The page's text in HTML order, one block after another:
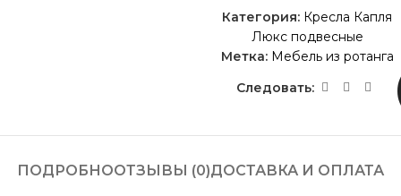
Категория: Кресла Капля
Люкс подвесные
Метка: Мебель из ротанга
Следовать:
ПОДРОБНООТЗЫВЫ (0)ДОСТАВКА И ОПЛАТА